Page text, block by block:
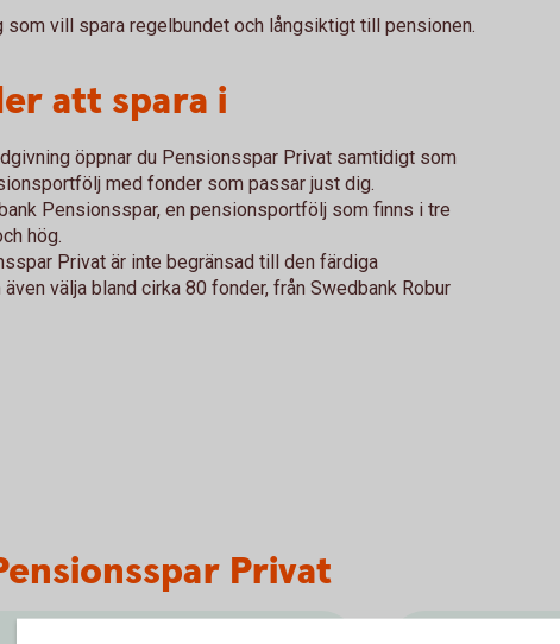
vill spara regelbundet och långsiktigt till pensionen.
att spara i
öppnar du Pensionsspar Privat samtidigt som
med fonder som passar just dig.
Pensionsspar, en pensionsportfölj som finns i tre
hög.
Privat är inte begränsad till den färdiga
välja bland cirka 80 fonder, från Swedbank Robur
Privat